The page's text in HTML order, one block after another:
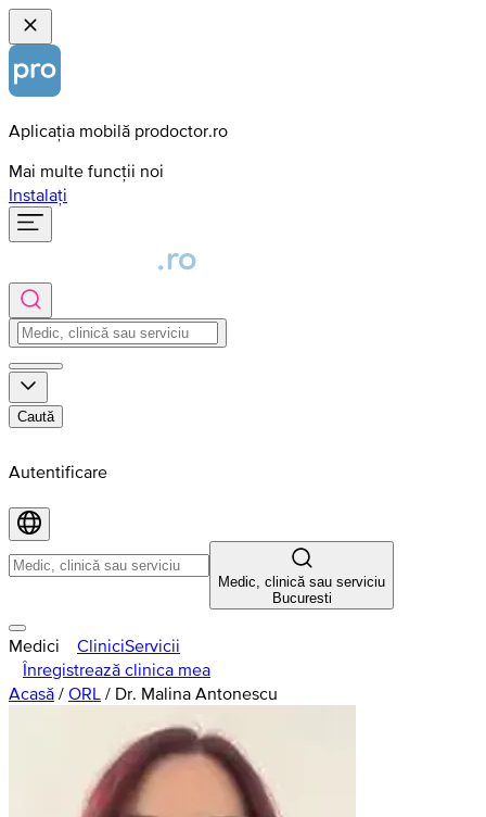
Aplicația mobilă prodoctor.ro
Mai multe funcții noi
Instalați
Caută
Autentificare
Medic, clinică sau serviciu
Bucuresti
Medici CliniciServicii
Înregistrează clinica mea
Acasă / ORL / Dr. Malina Antonescu